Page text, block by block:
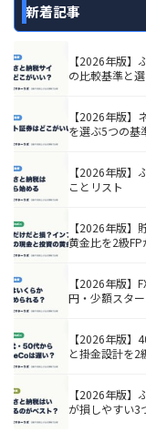
新着記事
【2026年版
の比較基準と
【2026年版
を選ぶ5つの基
【2026年版
ことリスト
【2026年版
黄金比を2級FP
【2026年版
円・少額スタ
【2026年版
と掛金設計を2
【2026年版
が損しやすい3